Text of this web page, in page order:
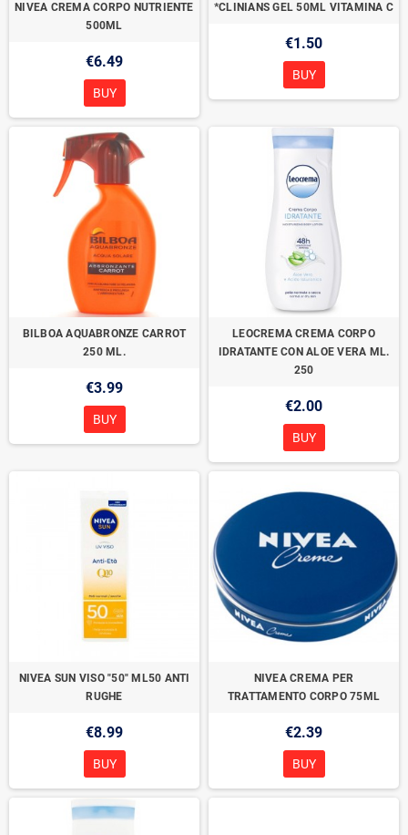
NIVEA CREMA CORPO NUTRIENTE
500ML
€6.49
BUY
*CLINIANS GEL 50ML VITAMINA C
€1.50
BUY
BILBOA AQUABRONZE CARROT
250 ML.
€3.99
BUY
LEOCREMA CREMA CORPO
IDRATANTE CON ALOE VERA ML.
250
€2.00
BUY
NIVEA SUN VISO "50" ML50 ANTI
RUGHE
€8.99
BUY
NIVEA CREMA PER
TRATTAMENTO CORPO 75ML
€2.39
BUY